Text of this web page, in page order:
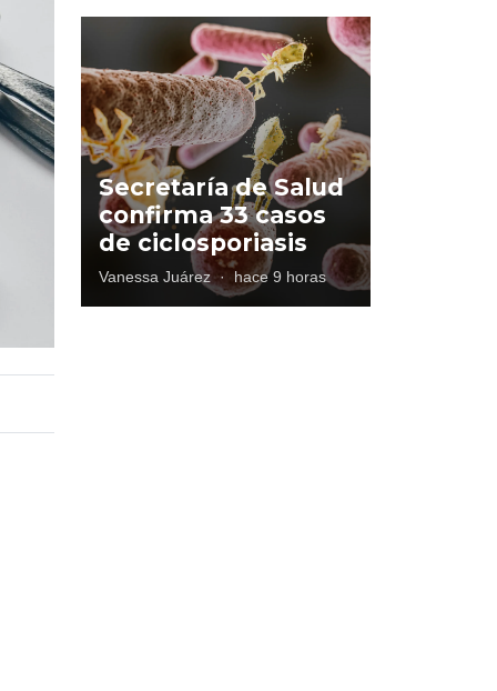
Secretaría de Salud
confirma 33 casos
de ciclosporiasis
Vanessa Juárez · hace 9 horas